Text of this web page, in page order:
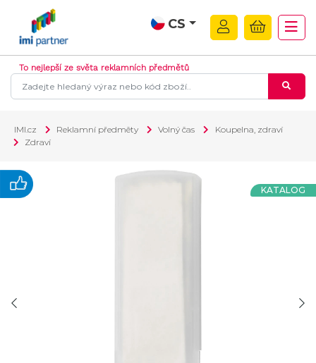
CS
To nejlepší ze světa reklamních předmětů
IMI.cz Reklamní předměty Volný čas
Koupelna, zdraví
Zdraví
KATALOG